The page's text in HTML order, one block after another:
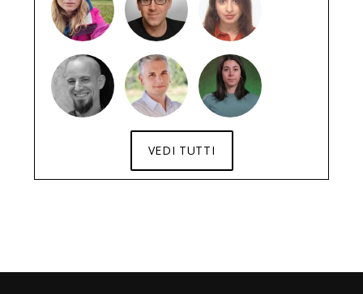
VEDI TUTTI